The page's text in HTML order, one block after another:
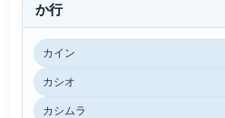
か行
カイン
カシオ
カシムラ